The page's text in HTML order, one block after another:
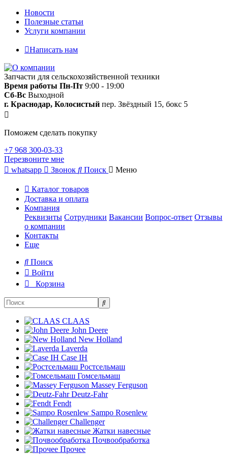
Новости
Полезные статьи
Услуги компании
Написать нам
Запчасти для сельскохозяйственной техники
Время работы Пн-Пт 9:00 - 19:00
Сб-Вс Выходной
г. Краснодар, Колосистый пер. Звёздный 15, бокс 5
Поможем сделать покупку
+7 968 300-03-33
Перезвоните мне
whatsapp
Звонок Поиск Меню
Каталог товаров
Доставка и оплата
Компания
Реквизиты Сотрудники Вакансии Вопрос-ответ Отзывы
о компании
Контакты
Еще
Поиск
Войти
Корзина
CLAAS
John Deere
New Holland
Laverda
Case IH
Ростсельмаш
Гомсельмаш
Massey Ferguson
Deutz-Fahr
Fendt
Sampo Rosenlew
Challenger
Жатки навесные
Почвообработка
Прочее